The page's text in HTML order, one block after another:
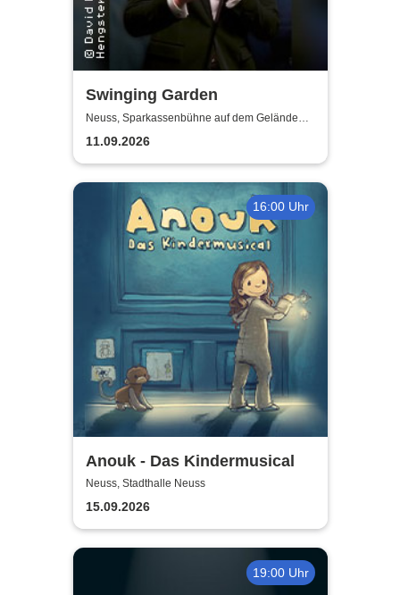
Swinging Garden
Neuss, Sparkassenbühne auf dem Gelände
der Landesgartenschau Neuss
11.09.2026
16:00 Uhr
Anouk - Das Kindermusical
Neuss, Stadthalle Neuss
15.09.2026
19:00 Uhr